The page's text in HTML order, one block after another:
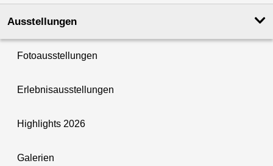
Ausstellungen
Fotoausstellungen
Erlebnisausstellungen
Highlights 2026
Galerien